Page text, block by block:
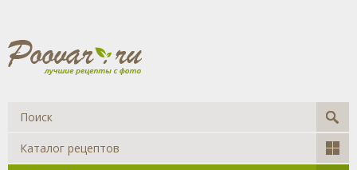
Каталог рецептов